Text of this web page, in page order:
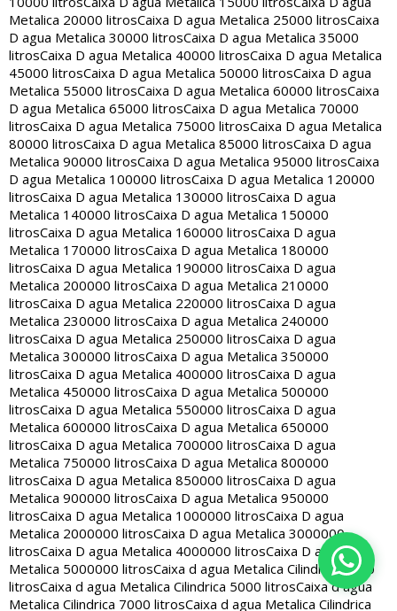
Metalica 20000 litrosCaixa D agua Metalica 25000 litrosCaixa
D agua Metalica 30000 litrosCaixa D agua Metalica 35000
litrosCaixa D agua Metalica 40000 litrosCaixa D agua Metalica
45000 litrosCaixa D agua Metalica 50000 litrosCaixa D agua
Metalica 55000 litrosCaixa D agua Metalica 60000 litrosCaixa
D agua Metalica 65000 litrosCaixa D agua Metalica 70000
litrosCaixa D agua Metalica 75000 litrosCaixa D agua Metalica
80000 litrosCaixa D agua Metalica 85000 litrosCaixa D agua
Metalica 90000 litrosCaixa D agua Metalica 95000 litrosCaixa
D agua Metalica 100000 litrosCaixa D agua Metalica 120000
litrosCaixa D agua Metalica 130000 litrosCaixa D agua
Metalica 140000 litrosCaixa D agua Metalica 150000
litrosCaixa D agua Metalica 160000 litrosCaixa D agua
Metalica 170000 litrosCaixa D agua Metalica 180000
litrosCaixa D agua Metalica 190000 litrosCaixa D agua
Metalica 200000 litrosCaixa D agua Metalica 210000
litrosCaixa D agua Metalica 220000 litrosCaixa D agua
Metalica 230000 litrosCaixa D agua Metalica 240000
litrosCaixa D agua Metalica 250000 litrosCaixa D agua
Metalica 300000 litrosCaixa D agua Metalica 350000
litrosCaixa D agua Metalica 400000 litrosCaixa D agua
Metalica 450000 litrosCaixa D agua Metalica 500000
litrosCaixa D agua Metalica 550000 litrosCaixa D agua
Metalica 600000 litrosCaixa D agua Metalica 650000
litrosCaixa D agua Metalica 700000 litrosCaixa D agua
Metalica 750000 litrosCaixa D agua Metalica 800000
litrosCaixa D agua Metalica 850000 litrosCaixa D agua
Metalica 900000 litrosCaixa D agua Metalica 950000
litrosCaixa D agua Metalica 1000000 litrosCaixa D agua
Metalica 2000000 litrosCaixa D agua Metalica 3000000
litrosCaixa D agua Metalica 4000000 litrosCaixa D agua
Metalica 5000000 litrosCaixa d agua Metalica Cilindrica 2000
litrosCaixa d agua Metalica Cilindrica 5000 litrosCaixa d agua
Metalica Cilindrica 7000 litrosCaixa d agua Metalica Cilindrica